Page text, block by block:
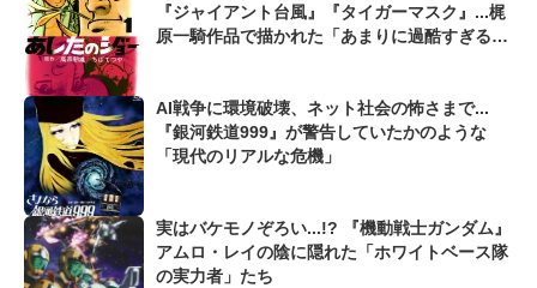
『ジャイアント台風』『タイガーマスク』...梶
原一騎作品で描かれた「あまりに過酷すぎる特
AI戦争に環境破壊、ネット社会の怖さまで...
『銀河鉄道999』が警告していたかのような
「現代のリアルな危機」
実はバケモノぞろい...!? 『機動戦士ガンダム』
アムロ・レイの陰に隠れた「ホワイトベース隊
の実力者」たち